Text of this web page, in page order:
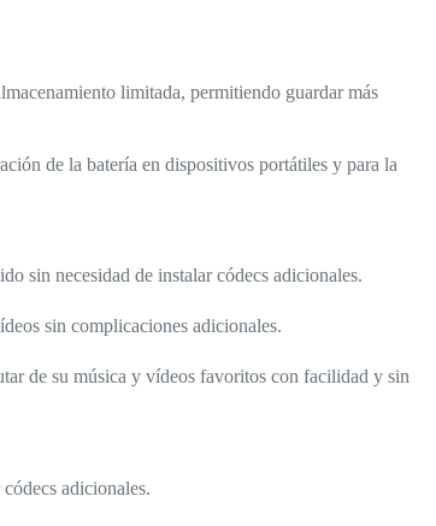
limitada, permitiendo guardar más
de la batería en dispositivos portátiles y para la
sin necesidad de instalar códecs adicionales.
sin complicaciones adicionales.
de su música y vídeos favoritos con facilidad y sin
adicionales.